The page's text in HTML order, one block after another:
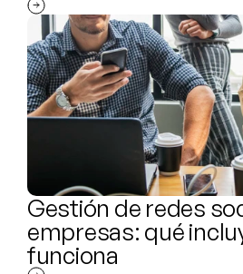
Gestión de redes
empresas: qué
funciona